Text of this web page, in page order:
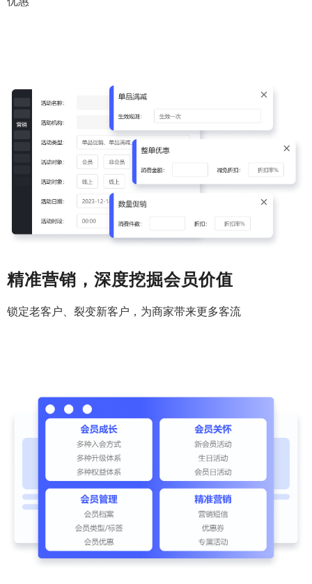
精准营销，深度挖掘会员价值
锁定老客户、裂变新客户，为商家带来更多客流